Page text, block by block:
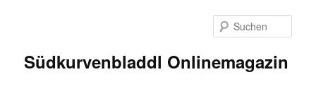
Südkurvenbladdl Onlinemagazin